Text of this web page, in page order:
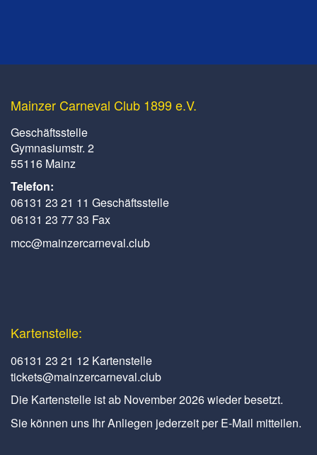
Mainzer Carneval Club 1899 e.V.
Geschäftsstelle
Gymnasiumstr. 2
55116 Mainz
Telefon:
06131 23 21 11 Geschäftsstelle
06131 23 77 33 Fax
mcc@mainzercarneval.club
Kartenstelle:
06131 23 21 12 Kartenstelle
tickets@mainzercarneval.club
Die Kartenstelle ist ab November 2026 wieder besetzt.
Sie können uns Ihr Anliegen jederzeit per E-Mail mitteilen.